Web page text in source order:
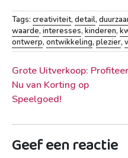
Tags: creativiteit, detail,
waarde, interesses, kinderen,
ontwerp, ontwikkeling, plezier,
Berichtnavigatie
Grote Uitverkoop: Profiteer
Nu van Korting op
Speelgoed!
Geef een reactie